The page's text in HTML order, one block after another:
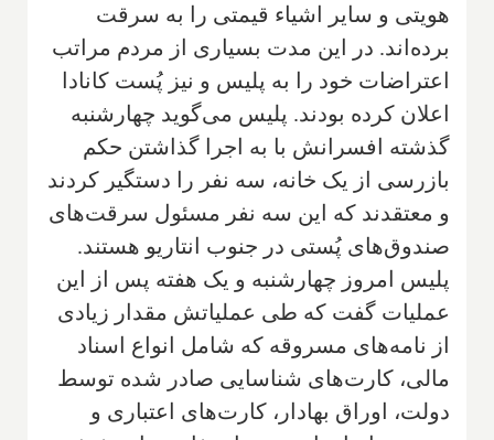
هویتی و سایر اشیاء قیمتی را به سرقت
برده‌اند. در این مدت بسیاری از مردم مراتب
اعتراضات خود را به پلیس و نیز پُست کانادا
اعلان کرده بودند. پلیس می‌گوید چهارشنبه
گذشته افسرانش با به اجرا گذاشتن حکم
بازرسی از یک خانه، سه نفر را دستگیر کردند
و معتقدند که این سه نفر مسئول سرقت‌های
صندوق‌های پُستی در جنوب انتاریو هستند.
پلیس امروز چهارشنبه و یک هفته پس از این
عملیات گفت که طی عملیاتش مقدار زیادی
از نامه‌های مسروقه که شامل انواع اسناد
مالی، کارت‌های شناسایی صادر شده توسط
دولت، اوراق بهادار، کارت‌های اعتباری و